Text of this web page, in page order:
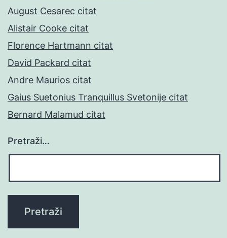
August Cesarec citat
Alistair Cooke citat
Florence Hartmann citat
David Packard citat
Andre Maurios citat
Gaius Suetonius Tranquillus Svetonije citat
Bernard Malamud citat
Pretraži…